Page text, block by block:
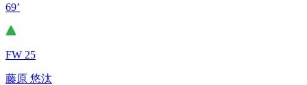
69’
FW 25
藤原 悠汰